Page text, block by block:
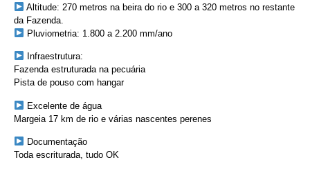
Altitude: 270 metros na beira do rio e 300 a 320 metros no restante
da Fazenda.
Pluviometria: 1.800 a 2.200 mm/ano
Infraestrutura:
Fazenda estruturada na pecuária
Pista de pouso com hangar
Excelente de água
Margeia 17 km de rio e várias nascentes perenes
Documentação
Toda escriturada, tudo OK